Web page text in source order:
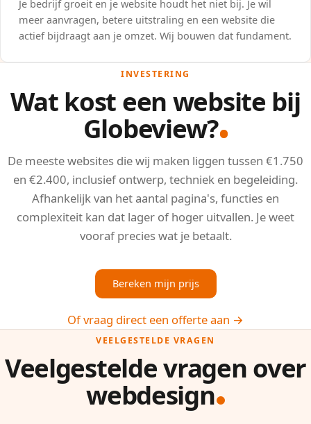
Je bedrijf groeit en je website houdt het niet bij. Je wil
meer aanvragen, betere uitstraling en een website die
actief bijdraagt aan je omzet. Wij bouwen dat fundament.
INVESTERING
Wat kost een website bij
Globeview?
De meeste websites die wij maken liggen tussen €1.750
en €2.400, inclusief ontwerp, techniek en begeleiding.
Afhankelijk van het aantal pagina's, functies en
complexiteit kan dat lager of hoger uitvallen. Je weet
vooraf precies wat je betaalt.
Bereken mijn prijs
Of vraag direct een offerte aan →
VEELGESTELDE VRAGEN
Veelgestelde vragen over
webdesign